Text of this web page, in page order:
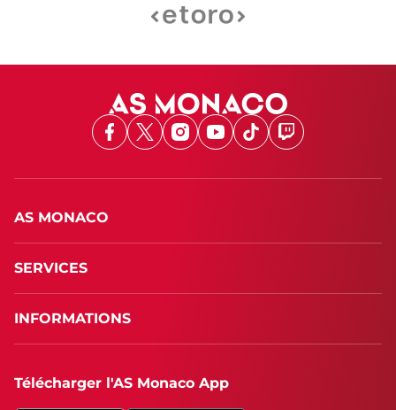
Facebook
X Instagram
Youtube
TikTokTwitch
AS MONACO
SERVICES
INFORMATIONS
Télécharger l'AS Monaco App